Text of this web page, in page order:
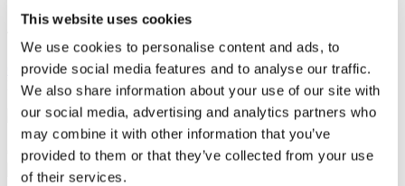
This website uses cookies
We use cookies to personalise content and ads, to
provide social media features and to analyse our traffic.
We also share information about your use of our site with
our social media, advertising and analytics partners who
may combine it with other information that you’ve
provided to them or that they’ve collected from your use
of their services.
Email segreteria@federturismo.it
Come aderire
Login
Cerca...